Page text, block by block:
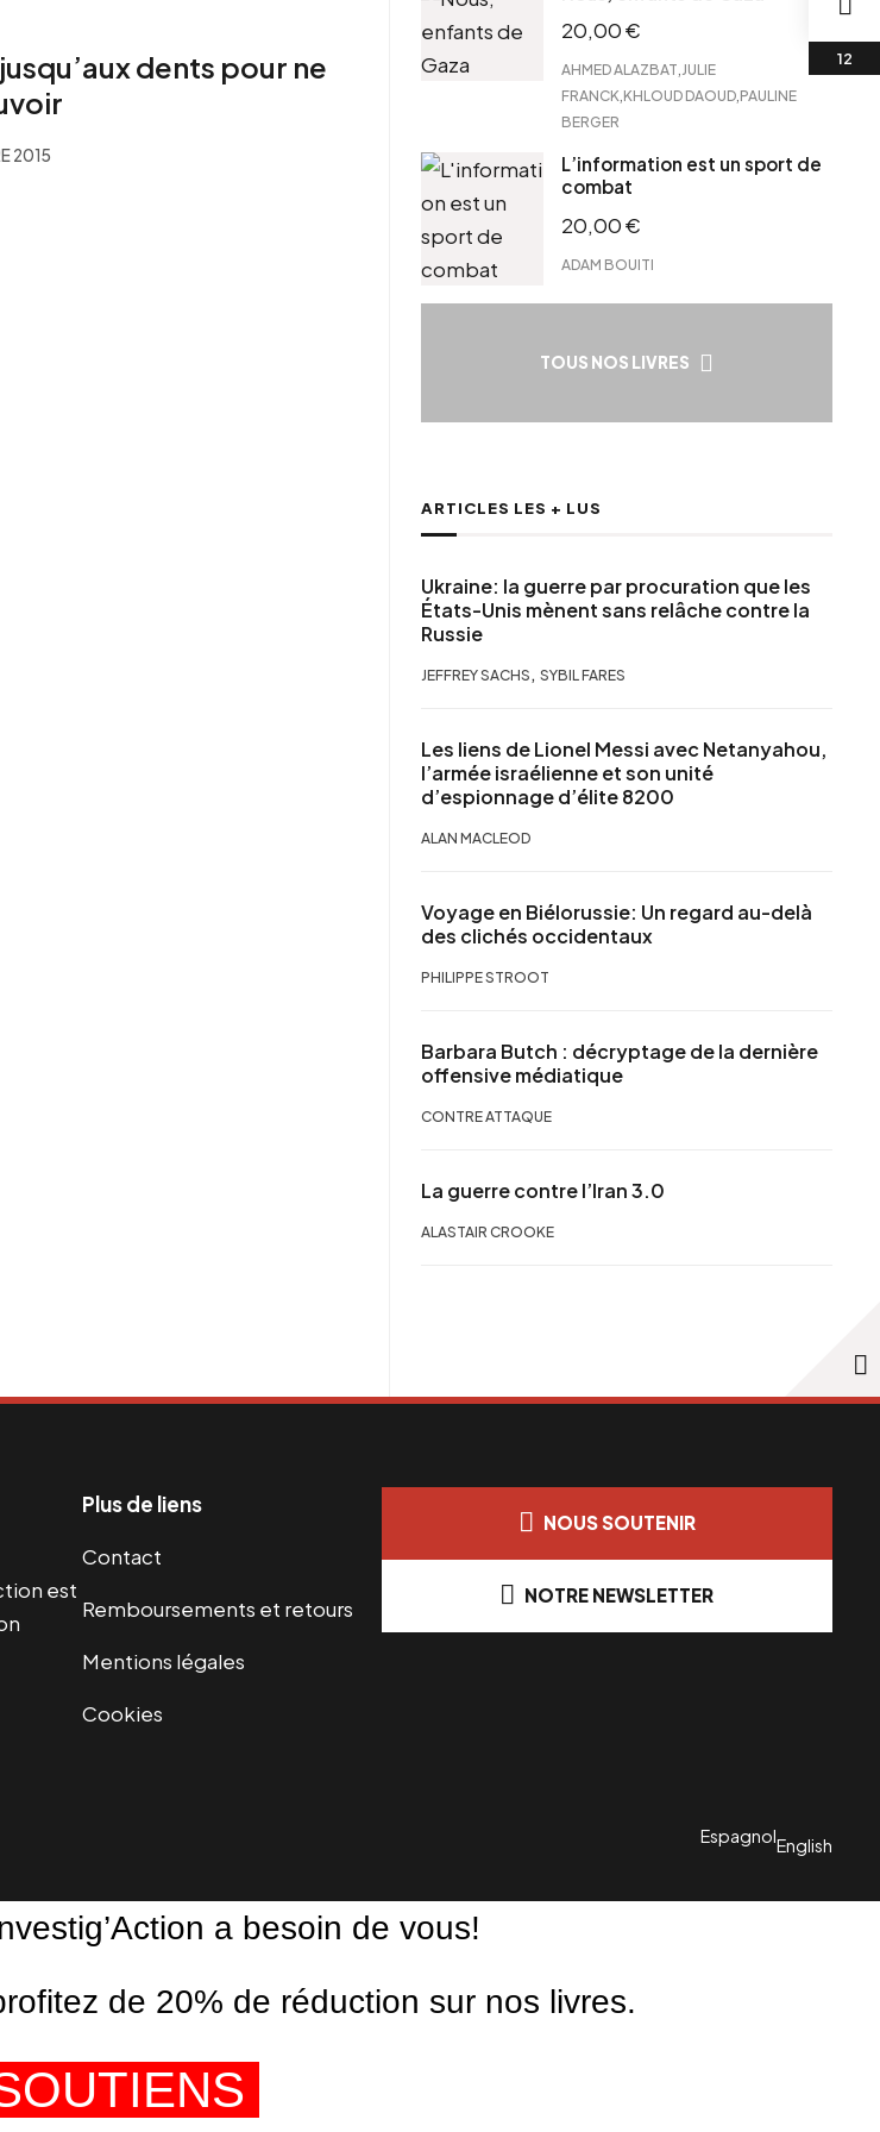
dents pour ne
2015
20,00€
AHMED ALAZBAT JULIE
FRANCK KHLOUD DAOUD PAULINE
BERGER
L’information est un sport de
combat
20,00€
ADAM BOUITI
TOUS NOS LIVRES
ARTICLES LES + LUS
Ukraine: la guerre par procuration que les
États-Unis mènent sans relâche contre la
Russie
JEFFREY SACHS , SYBIL FARES
Les liens de Lionel Messi avec Netanyahou,
l’armée israélienne et son unité
d’espionnage d’élite 8200
ALAN MACLEOD
Voyage en Biélorussie: Un regard au-delà
des clichés occidentaux
PHILIPPE STROOT
Barbara Butch : décryptage de la dernière
offensive médiatique
CONTRE ATTAQUE
La guerre contre l’Iran 3.0
ALASTAIR CROOKE
est
Plus de liens
Contact
Remboursements et retours
Mentions légales
Cookies
NOUS SOUTENIR
NOTRE NEWSLETTER
EspagnolEnglish
a besoin de vous!
de 20% de réduction sur nos livres.